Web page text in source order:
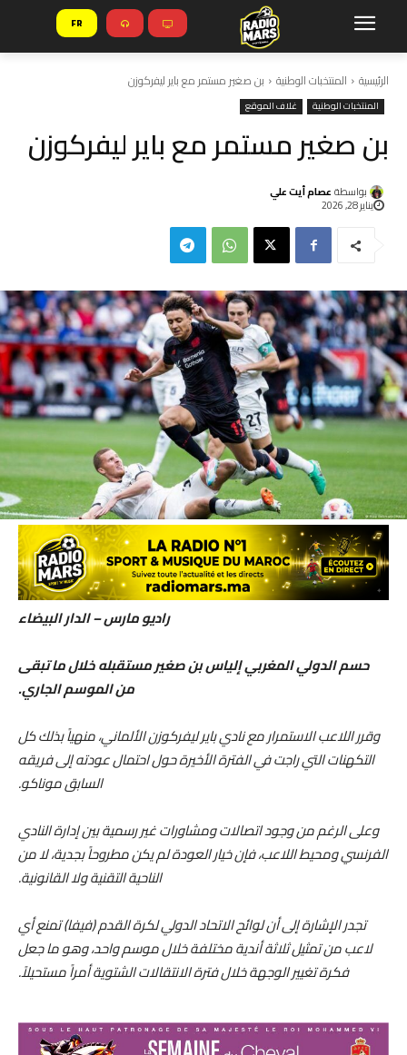
FR
الرئيسية المنتخبات الوطنية بن صغير مستمر مع باير ليفركوزن
المنتخبات الوطنية غلاف الموقع
بن صغير مستمر مع باير ليفركوزن
بواسطة عصام أيت علي
يناير 28, 2026
راديو مارس – الدار البيضاء
حسم الدولي المغربي إلياس بن صغير مستقبله خلال ما تبقى
من الموسم الجاري.
وقرر اللاعب الاستمرار مع نادي باير ليفركوزن الألماني، منهياً بذلك كل
التكهنات التي راجت في الفترة الأخيرة حول احتمال عودته إلى فريقه
السابق موناكو.
وعلى الرغم من وجود اتصالات ومشاورات غير رسمية بين إدارة النادي
الفرنسي ومحيط اللاعب، فإن خيار العودة لم يكن مطروحاً بجدية، لا من
الناحية التقنية ولا القانونية.
تجدر الإشارة إلى أن لوائح الاتحاد الدولي لكرة القدم (فيفا) تمنع أي
لاعب من تمثيل ثلاثة أندية مختلفة خلال موسم واحد، وهو ما جعل
فكرة تغيير الوجهة خلال فترة الانتقالات الشتوية أمراً مستحيلاً.